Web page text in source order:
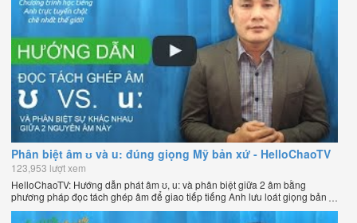
Phân biệt âm ʊ và u: đúng giọng Mỹ bản xứ - HelloChaoTV
123,953 lượt xem
HelloChaoTV: Hướng dẫn phát âm ʊ, u: và phân biệt giữa 2 âm bằng
phương pháp đọc tách ghép âm để giao tiếp tiếng Anh lưu loát giọng bản
xứ. Hướng dẫn học tiếng Anh hiệu quả giúp bạn nói tiếng Anh tự nhiên